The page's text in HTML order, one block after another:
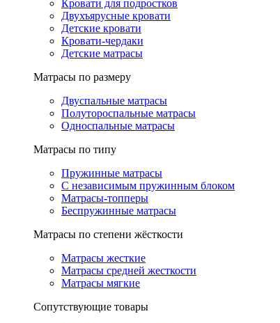
Кровати для подростков
Двухъярусные кровати
Детские кровати
Кровати-чердаки
Детские матрасы
Матрасы по размеру
Двуспальные матрасы
Полутороспальные матрасы
Односпальные матрасы
Матрасы по типу
Пружинные матрасы
С независимым пружинным блоком
Матрасы-топперы
Беспружинные матрасы
Матрасы по степени жёсткости
Матрасы жесткие
Матрасы средней жесткости
Матрасы мягкие
Сопутствующие товары